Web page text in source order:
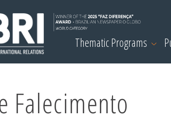
Thematic Programs
Falecimento